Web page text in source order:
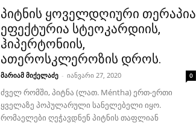
პიტნის ყოველდღიური თერაპია
ეფექტურია სტეოკარდიის,
ჰიპერტონიის,
ათეროსკლეროზის დროს.
მარიამ მიქელაძე - იანვარი 27, 2020 0
ძველ რომში, პიტნა (ლათ. Méntha) ერთ-ერთი
ყველაზე პოპულარული სანელებელი იყო.
რომაელები ღეჭავდნენ პიტნის თაფლიან